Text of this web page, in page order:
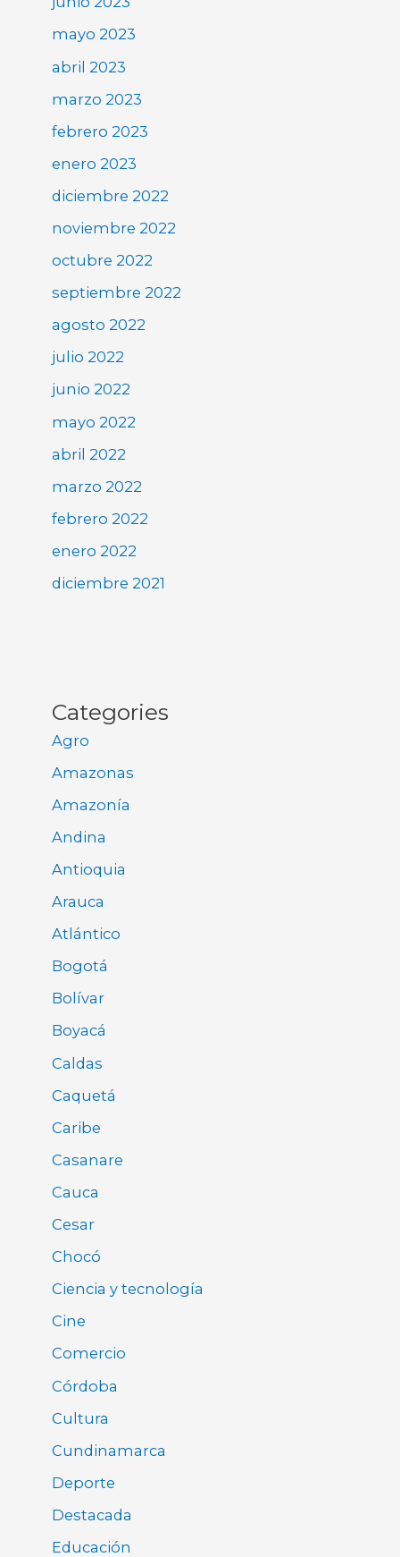
mayo 2023
abril 2023
marzo 2023
febrero 2023
enero 2023
diciembre 2022
noviembre 2022
octubre 2022
septiembre 2022
agosto 2022
julio 2022
junio 2022
mayo 2022
abril 2022
marzo 2022
febrero 2022
enero 2022
diciembre 2021
Categories
Agro
Amazonas
Amazonía
Andina
Antioquia
Arauca
Atlántico
Bogotá
Bolívar
Boyacá
Caldas
Caquetá
Caribe
Casanare
Cauca
Cesar
Chocó
Ciencia y tecnología
Cine
Comercio
Córdoba
Cultura
Cundinamarca
Deporte
Destacada
Educación